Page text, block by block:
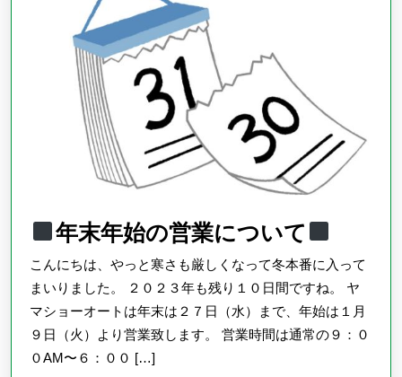
年末年始の営業について
年
末
年
始
こんにちは、やっと寒さも厳しくなって冬本番に入って
まいりました。 ２０２３年も残り１０日間ですね。 ヤ
マショーオートは年末は２７日（水）まで、年始は１月
９日（火）より営業致します。 営業時間は通常の９：０
０AM〜６：００ […]